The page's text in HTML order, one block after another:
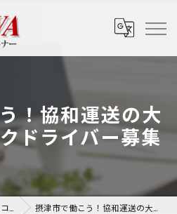
！協和運送の大
ドライバー募集
コラム 摂津市で働こう！協和運送の大型専属トラックドライバー募集